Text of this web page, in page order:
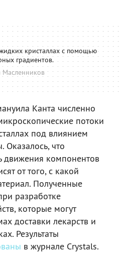
кристаллах с помощью
градиентов.
Канта численно
потоки
под влиянием
Оказалось, что
движения компонентов
от того, с какой
Полученные
разработке
которые могут
доставки лекарств и
Результаты
в журнале Crystals.